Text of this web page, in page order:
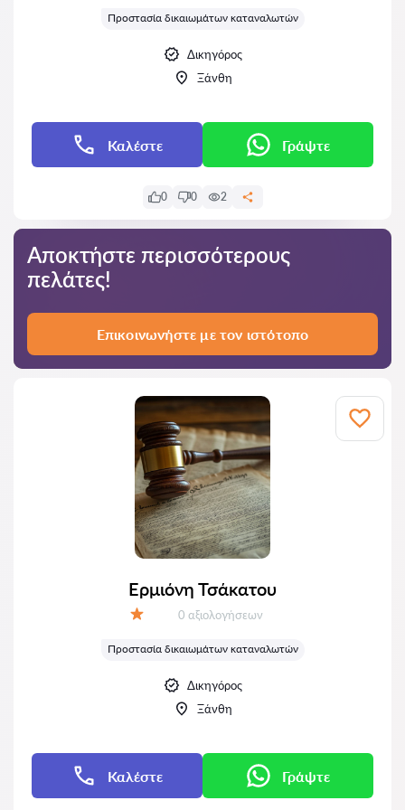
Προστασία δικαιωμάτων καταναλωτών
Δικηγόρος
Ξάνθη
Καλέστε Γράψτε
0 0 2
Αποκτήστε περισσότερους
πελάτες!
Επικοινωνήστε με τον ιστότοπο
Ερμιόνη Τσάκατου
Αξιολογήσεις:
0 αξιολογήσεων
Προστασία δικαιωμάτων καταναλωτών
Δικηγόρος
Ξάνθη
Καλέστε Γράψτε